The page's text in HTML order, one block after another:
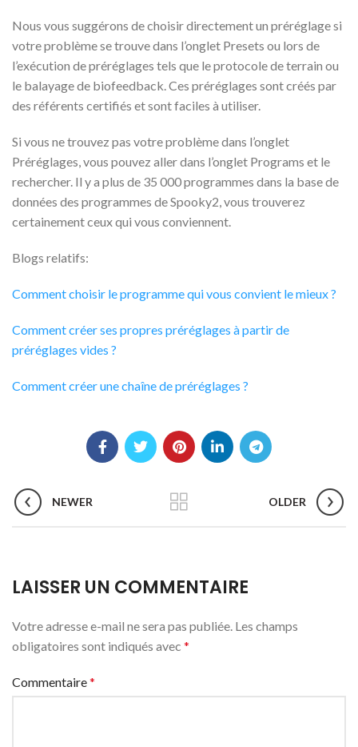
Nous vous suggérons de choisir directement un préréglage si
votre problème se trouve dans l’onglet Presets ou lors de
l’exécution de préréglages tels que le protocole de terrain ou
le balayage de biofeedback. Ces préréglages sont créés par
des référents certifiés et sont faciles à utiliser.
Si vous ne trouvez pas votre problème dans l’onglet
Préréglages, vous pouvez aller dans l’onglet Programs et le
rechercher. Il y a plus de 35 000 programmes dans la base de
données des programmes de Spooky2, vous trouverez
certainement ceux qui vous conviennent.
Blogs relatifs:
Comment choisir le programme qui vous convient le mieux ?
Comment créer ses propres préréglages à partir de
préréglages vides ?
Comment créer une chaîne de préréglages ?
NEWER OLDER
LAISSER UN COMMENTAIRE
Votre adresse e-mail ne sera pas publiée. Les champs
obligatoires sont indiqués avec *
Commentaire*